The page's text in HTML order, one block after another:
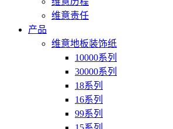
维意责任
产品
维意地板装饰纸
10000系列
30000系列
18系列
16系列
99系列